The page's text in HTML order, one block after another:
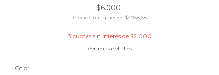
$6.000
Precio sin impuestos $4.958,68
3 cuotas sin interés de $2.000
Ver más detalles
Color